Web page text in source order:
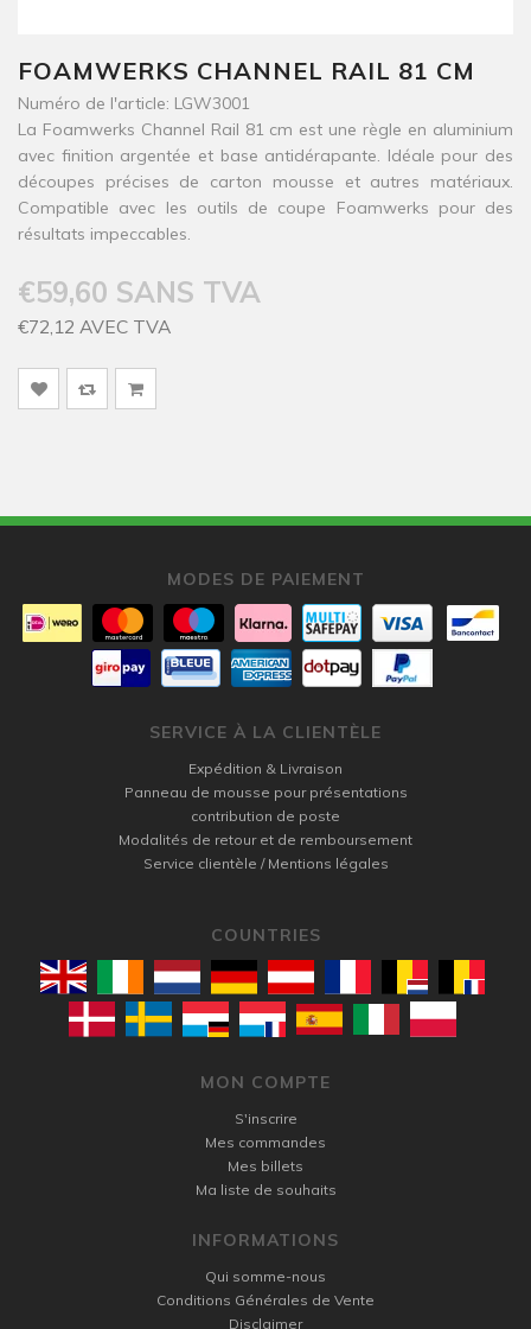
FOAMWERKS CHANNEL RAIL 81 CM
Numéro de l'article: LGW3001
La Foamwerks Channel Rail 81 cm est une règle en aluminium
avec finition argentée et base antidérapante. Idéale pour des
découpes précises de carton mousse et autres matériaux.
Compatible avec les outils de coupe Foamwerks pour des
résultats impeccables.
€59,60 SANS TVA
€72,12 AVEC TVA
MODES DE PAIEMENT
SERVICE À LA CLIENTÈLE
Expédition & Livraison
Panneau de mousse pour présentations
contribution de poste
Modalités de retour et de remboursement
Service clientèle / Mentions légales
COUNTRIES
MON COMPTE
S'inscrire
Mes commandes
Mes billets
Ma liste de souhaits
INFORMATIONS
Qui somme-nous
Conditions Générales de Vente
Disclaimer